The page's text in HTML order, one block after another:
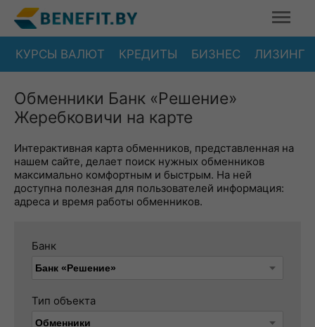
КУРСЫ ВАЛЮТ КРЕДИТЫ БИЗНЕС ЛИЗИНГ
Обменники Банк «Решение»
Жеребковичи на карте
Интерактивная карта обменников, представленная на
нашем сайте, делает поиск нужных обменников
максимально комфортным и быстрым. На ней
доступна полезная для пользователей информация:
адреса и время работы обменников.
Банк
Тип объекта